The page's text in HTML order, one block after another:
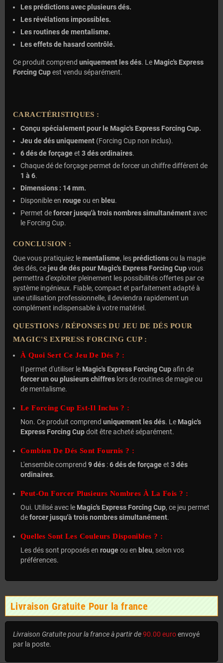
Les prédictions avec plusieurs dés.
Les révélations impossibles.
Les routines de mentalisme.
Les effets de hasard contrôlé.
Ce produit comprend uniquement les dés. Le Magic's Express
Forcing Cupest vendu séparément.
CARACTÉRISTIQUES :
Conçu spécialement pour le Magic's Express Forcing Cup.
Jeu de dés uniquement (Forcing Cup non inclus).
6 dés de forçageet 3 dés ordinaires.
Chaque dé de forçage permet de forcer un chiffre différent de
1 à 6.
Dimensions : 14 mm.
Disponible en rougeou en bleu.
Permet deforcer jusqu'à trois nombres simultanémentavec
le Forcing Cup.
CONCLUSION :
Que vous pratiquiez lementalisme, lesprédictionsou la magie
des dés, ce jeu de dés pour Magic's Express Forcing Cupvous
permettra d'exploiter pleinement les possibilités offertes par ce
système ingénieux. Fiable, compact et parfaitement adapté à
une utilisation professionnelle, il deviendra rapidement un
complément indispensable à votre matériel.
QUESTIONS / RÉPONSES DU JEU DE DÉS POUR
MAGIC'S EXPRESS FORCING CUP :
À Quoi Sert Ce Jeu De Dés ? :
Il permet d'utiliser le Magic's Express Forcing Cupafin de
forcer un ou plusieurs chiffres lors de routines de magie ou
de mentalisme.
Le Forcing Cup Est-Il Inclus ? :
Non. Ce produit comprend uniquement les dés. Le Magic's
Express Forcing Cupdoit être acheté séparément.
Combien De Dés Sont Fournis ? :
L'ensemble comprend 9 dés :6 dés de forçageet 3 dés
ordinaires.
Peut-On Forcer Plusieurs Nombres À La Fois ? :
Oui. Utilisé avec le Magic's Express Forcing Cup, ce jeu permet
deforcer jusqu'à trois nombres simultanément.
Quelles Sont Les Couleurs Disponibles ? :
Les dés sont proposés en rougeou en bleu, selon vos
préférences.
Livraison Gratuite Pour la france
Livraison Gratuite pour la france à partir de90.00 euroenvoyé
par la poste.